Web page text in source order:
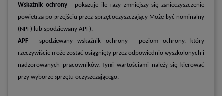
Wskaźnik ochrony - pokazuje ile razy zmniejszy się zanieczyszczenie
powietrza po przejściu przez sprzęt oczyszczający Może być nominalny
(NPF) lub spodziewany APF).
APF - spodziewany wskaźnik ochrony - poziom ochrony, który
rzeczywiście może zostać osiągnięty przez odpowiednio wyszkolonych i
nadzorowanych pracowników. Tymi wartościami należy się kierować
przy wyborze sprzętu oczyszczającego.